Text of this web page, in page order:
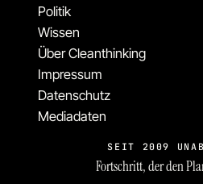
Politik
Wissen
Über Cleanthinking
Impressum
Datenschutz
Mediadaten
SEIT 2009
Fortschritt, der den